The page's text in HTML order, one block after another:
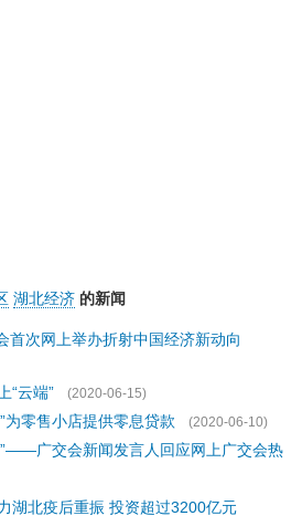
湖北经济 的新闻
次网上举办折射中国经济新动向
“云端”
(2020-06-15)
为零售小店提供零息贷款
(2020-06-10)
广交会新闻发言人回应网上广交会热
湖北疫后重振 投资超过3200亿元